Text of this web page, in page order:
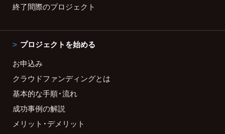
終了間際のプロジェクト
プロジェクトを始める
お申込み
クラウドファンディングとは
基本的な手順・流れ
成功事例の解説
メリット・デメリット